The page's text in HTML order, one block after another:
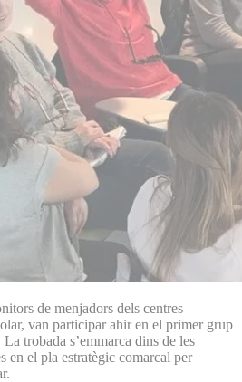
de menjadors dels centres
van participar ahir en el primer grup
trobada s’emmarca dins de les
en el pla estratègic comarcal per